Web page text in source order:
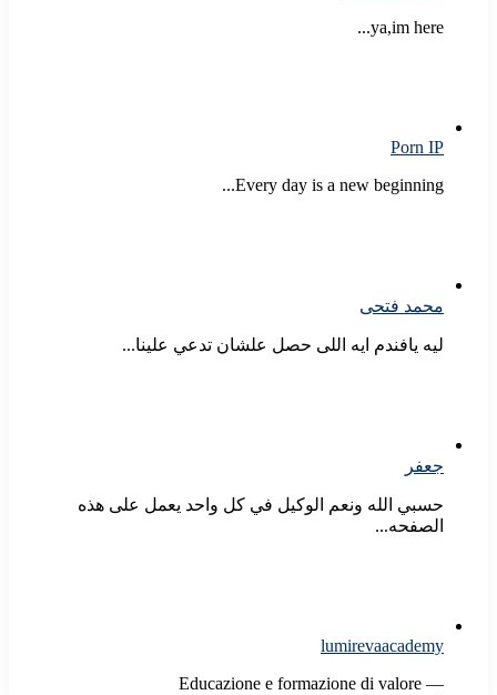
ya,im here...
Porn IP
Every day is a new beginning...
محمد فتحى
ليه يافندم ايه اللى حصل علشان تدعي علينا...
جعفر
حسبي الله ونعم الوكيل في كل واحد يعمل على هذه
الصفحه...
lumirevaacademy
Educazione e formazione di valore —